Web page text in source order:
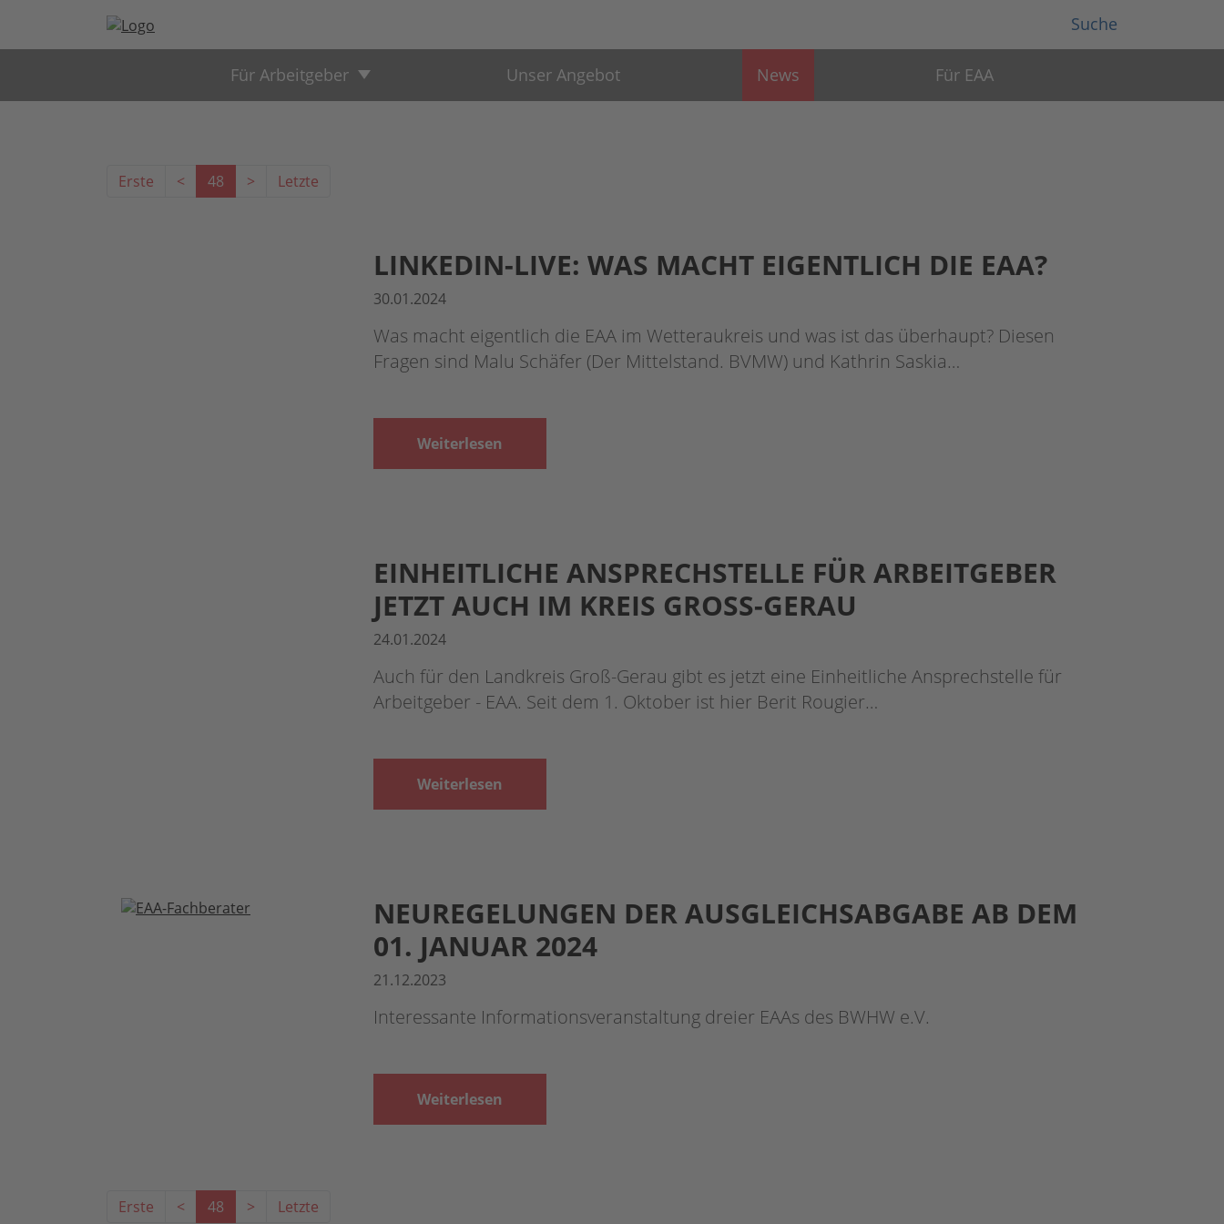
Suche
Für Arbeitgeber Unser Angebot News Für EAA
Erste < 48 > Letzte
LINKEDIN-LIVE: WAS MACHT EIGENTLICH DIE EAA?
30.01.2024
Was macht eigentlich die EAA im Wetteraukreis und was ist das überhaupt? Diesen
Fragen sind Malu Schäfer (Der Mittelstand. BVMW) und Kathrin Saskia…
Weiterlesen
EINHEITLICHE ANSPRECHSTELLE FÜR ARBEITGEBER
JETZT AUCH IM KREIS GROSS-GERAU
24.01.2024
Auch für den Landkreis Groß-Gerau gibt es jetzt eine Einheitliche Ansprechstelle für
Arbeitgeber - EAA. Seit dem 1. Oktober ist hier Berit Rougier…
Weiterlesen
NEUREGELUNGEN DER AUSGLEICHSABGABE AB DEM
01. JANUAR 2024
21.12.2023
Interessante Informationsveranstaltung dreier EAAs des BWHW e.V.
Weiterlesen
Erste < 48 > Letzte